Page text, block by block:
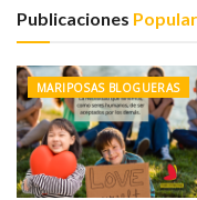
Publicaciones
MARIPOSAS BLOGUERAS